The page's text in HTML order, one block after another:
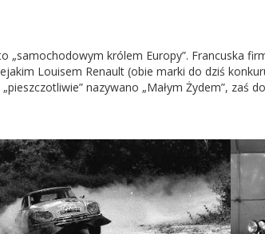
„samochodowym królem Europy”. Francuska
Louisem Renault (obie marki do dziś
nazywano „Małym Żydem”, zaś